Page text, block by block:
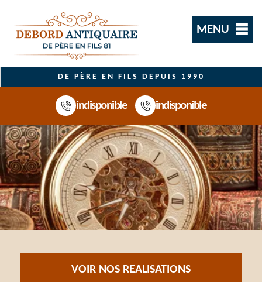
MENU
DE PÈRE EN FILS DEPUIS 1990
indisponible indisponible
VOIR NOS REALISATIONS